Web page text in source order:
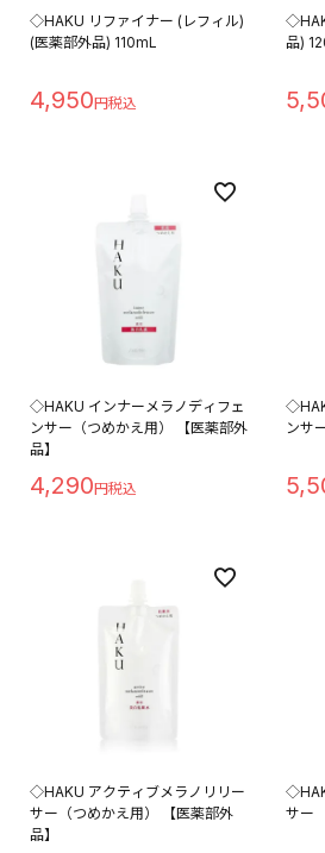
◇HAKU リファイナー (レフィル)
(医薬部外品) 110mL
4,950
品)
◇HAKU インナーメラノディフェ
ンサー（つめかえ用） 【医薬部外
品】
4,290
ンサ
◇HAKU アクティブメラノリリー
サー（つめかえ用） 【医薬部外
品】
サー